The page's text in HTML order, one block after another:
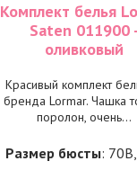
Комплект белья
Saten 011900
оливковый
Красивый комплект
бренда Lormar. Чашка
поролон, очень...
Размер бюсты: